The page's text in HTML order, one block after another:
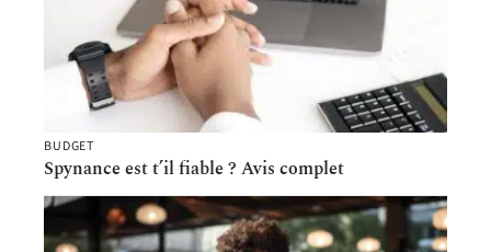
BUDGET
Spynance est t’il fiable ? Avis complet